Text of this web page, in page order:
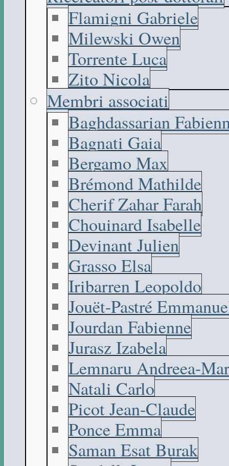
Flamigni Gabriele
Milewski Owen
Torrente Luca
Zito Nicola
Membri associati
Baghdassarian
Bagnati Gaia
Bergamo Max
Brémond Mathilde
Cherif Zahar Farah
Chouinard Isabelle
Devinant Julien
Grasso Elsa
Iribarren Leopoldo
Jouët-Pastré
Jourdan Fabienne
Jurasz Izabela
Lemnaru Andreea-
Natali Carlo
Picot Jean-Claude
Ponce Emma
Saman Esat Burak